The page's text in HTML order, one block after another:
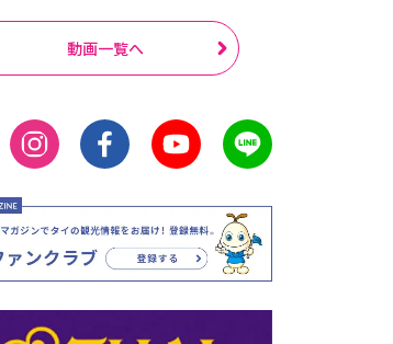
動画一覧へ